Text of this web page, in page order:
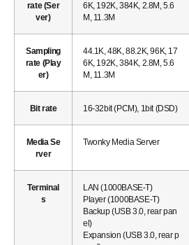
rate (Ser
ver)
6K, 192K, 384K, 2.8M, 5.6
M, 11.3M
Sampling
rate (Play
er)
44.1K, 48K, 88.2K, 96K, 17
6K, 192K, 384K, 2.8M, 5.6
M, 11.3M
Bit rate 16-32bit (PCM), 1bit (DSD)
Media Se
rver
Twonky Media Server
Terminal
s
LAN (1000BASE-T)
Player (1000BASE-T)
Backup (USB 3.0, rear pan
el)
Expansion (USB 3.0, rear p